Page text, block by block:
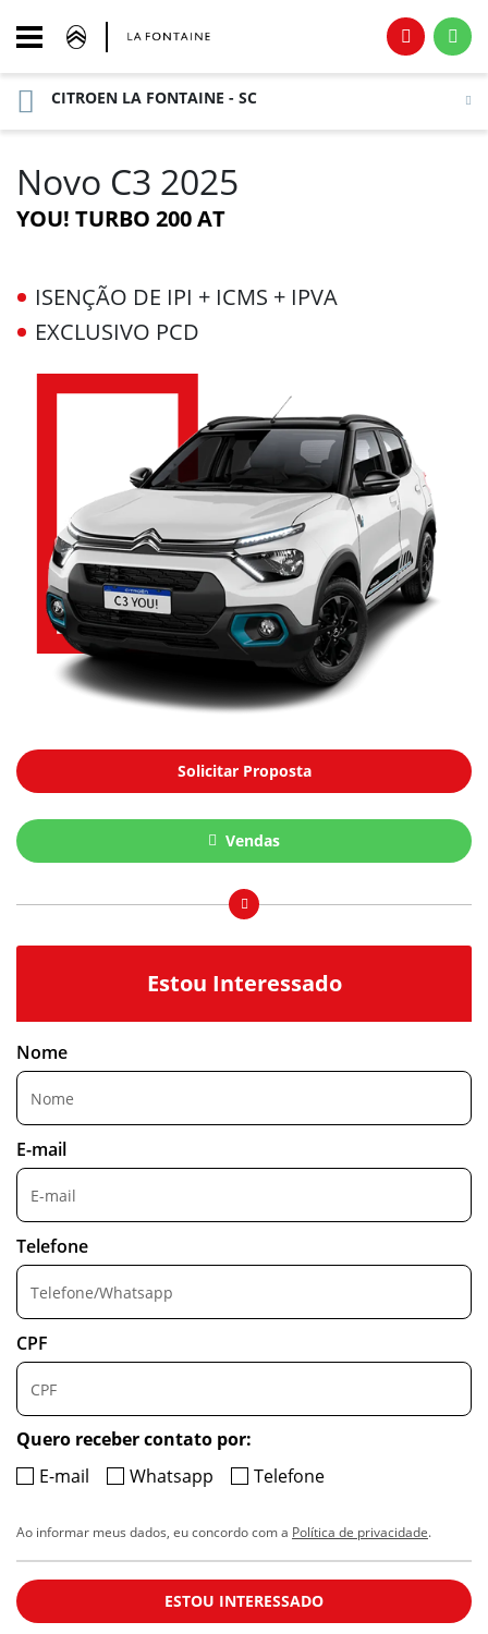
CITROEN LA FONTAINE - SC
Novo C3 2025
YOU! TURBO 200 AT
ISENÇÃO DE IPI + ICMS + IPVA
EXCLUSIVO PCD
Solicitar Proposta
Vendas
Estou Interessado
Nome
E-mail
Telefone
CPF
Quero receber contato por:
E-mail
Whatsapp Telefone
Ao informar meus dados, eu concordo com a Política de privacidade.
ESTOU INTERESSADO